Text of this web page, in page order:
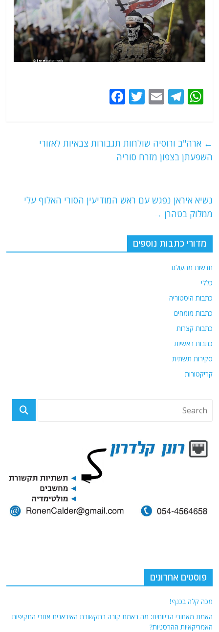
W
h
s
A
T
el
g
ra
E
m
l
T
w
er
e
k
← ארה"ב ורוסיה שולחות תגבורות צבאיות לאזורי
השפעתן בצפון מזרח סוריה
נשיא איראן נפגש עם ראש המודיעין הסורי האלוף עלי
ממלוק בטהרן →
מדורי כתבות נוספים
חדשות מהעולם
כללי
כתבות היסטוריה
כתבות מומחים
כתבות קצרות
כתבות ראשיות
סקירות תשתית
קריקטורות
פוסטים אחרונים
מכה קלה בכנף!
האמת מאחורי הדיווחים: מה באמת קורה בתקשורת האיראנית אחרי התקיפות
האמריקאיות ההרסניות?